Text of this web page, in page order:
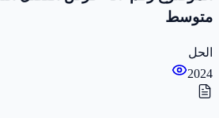
متوسط
الحل
2024